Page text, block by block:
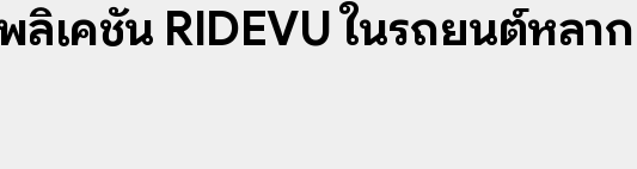
ลิเคชัน RIDEVU ในรถยนต์หลาก